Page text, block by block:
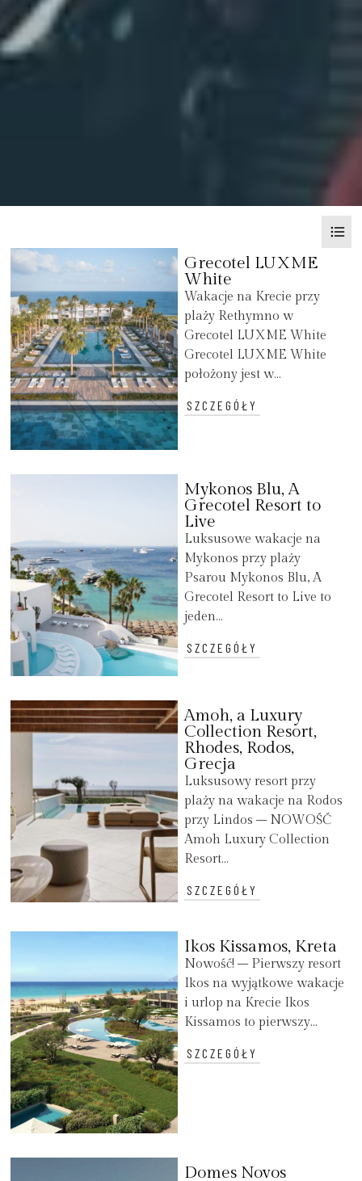
Grecotel LUXME
White
Wakacje na Krecie przy
plaży Rethymno w
Grecotel LUXME White
Grecotel LUXME White
położony jest w...
SZCZEGÓŁY
Mykonos Blu, A
Grecotel Resort to
Live
Luksusowe wakacje na
Mykonos przy plaży
Psarou Mykonos Blu, A
Grecotel Resort to Live to
jeden...
SZCZEGÓŁY
Amoh, a Luxury
Collection Resort,
Rhodes, Rodos,
Grecja
Luksusowy resort przy
plaży na wakacje na Rodos
przy Lindos – NOWOŚĆ
Amoh Luxury Collection
Resort...
SZCZEGÓŁY
Ikos Kissamos, Kreta
Nowość! – Pierwszy resort
Ikos na wyjątkowe wakacje
i urlop na Krecie Ikos
Kissamos to pierwszy...
SZCZEGÓŁY
Domes Novos